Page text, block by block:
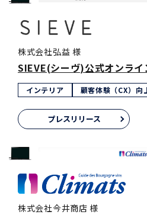
株式会社弘益 様
SIEVE(シーヴ)公式オンライ
インテリア 顧客体験（CX）向
プレスリリース
株式会社今井商店 様